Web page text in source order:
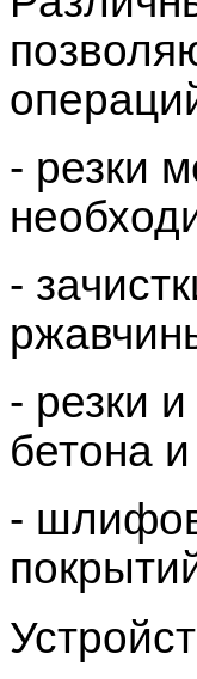
- резки
-
- резки
бетона
-